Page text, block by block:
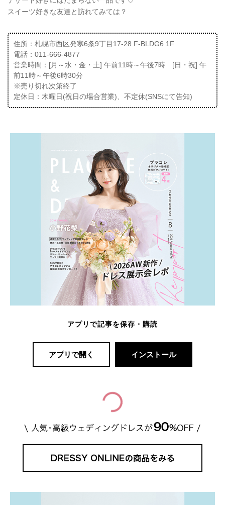
スイーツ好きな友達と訪れてみては？
住所：札幌市西区発寒6条9丁目17-28 F-BLDG6 1F
電話：011-666-4877
営業時間：[月～水・金・土] 午前11時～午後7時 [日・祝] 午
前11時～午後6時30分
※売り切れ次第終了
定休日：木曜日(祝日の場合営業)、不定休(SNSにて告知)
アプリで記事を保存・購読
アプリで開く インストール